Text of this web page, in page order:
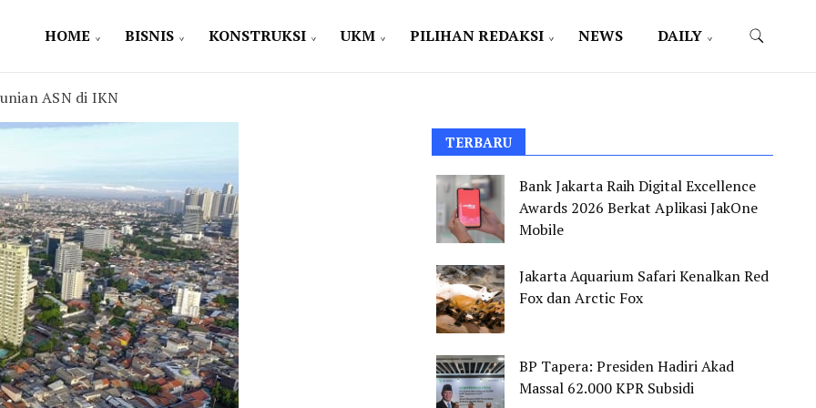
HOME BISNIS KONSTRUKSI UKM PILIHAN REDAKSI NEWS DAILY
ASN di IKN
TERBARU
Bank Jakarta Raih Digital Excellence
Awards 2026 Berkat Aplikasi JakOne
Mobile
Jakarta Aquarium Safari Kenalkan Red
Fox dan Arctic Fox
BP Tapera: Presiden Hadiri Akad
Massal 62.000 KPR Subsidi